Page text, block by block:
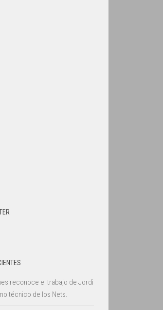
reconoce el trabajo de Jordi
técnico de los Nets.